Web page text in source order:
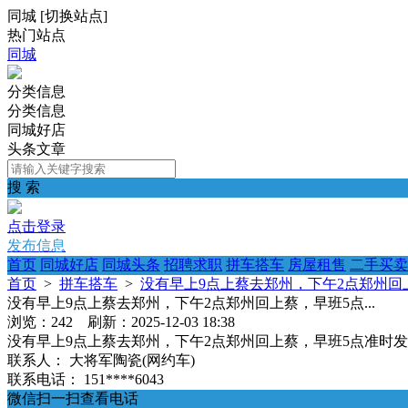
同城 [切换站点]
热门站点
同城
分类信息
分类信息
同城好店
头条文章
搜 索
点击登录
发布信息
首页 同城好店 同城头条 招聘求职 拼车搭车 房屋租售 二手买卖
首页 > 拼车搭车 > 没有早上9点上蔡去郑州，下午2点郑州回
没有早上9点上蔡去郑州，下午2点郑州回上蔡，早班5点...
浏览：242 刷新：2025-12-03 18:38
没有早上9点上蔡去郑州，下午2点郑州回上蔡，早班5点准时
联系人：
大将军陶瓷(网约车)
联系电话：
151****6043
微信扫一扫查看电话